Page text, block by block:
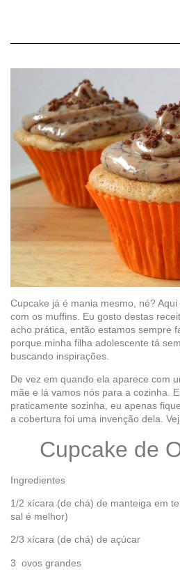
Cupcake já é mania mesmo, né?
com os muffins. Eu gosto destas
acho prática, então estamos sempre
porque minha filha adolescente tá
buscando inspirações.
De vez em quando ela aparece com
mãe e lá vamos nós para a cozinha.
praticamente sozinha, eu apenas
a cobertura foi uma invenção dela.
Cupcake de
Ingredientes
1/2 xícara (de chá) de manteiga em
sal é melhor)
2/3 xícara (de chá) de açúcar
3 ovos grandes